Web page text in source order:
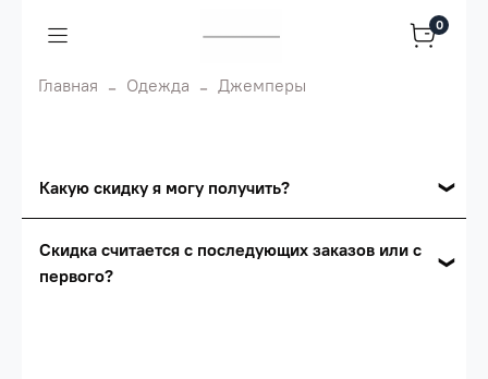
0
Главная Одежда Джемперы
Какую скидку я могу получить?
Сумма скидки зависит от стоимости вашего
Скидка считается с последующих заказов или с
первого?